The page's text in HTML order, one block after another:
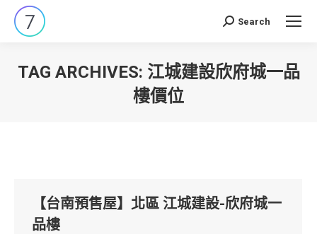
Search:
Search
TAG ARCHIVES: 江城建設欣府城一品
樓價位
【台南預售屋】北區 江城建設-欣府城一
品樓